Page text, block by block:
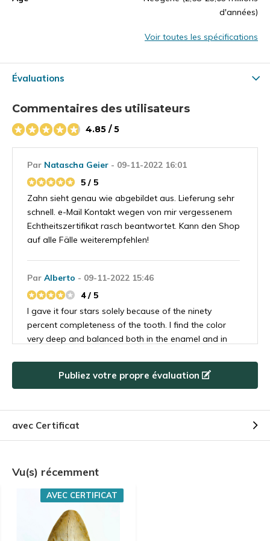
d'années)
Voir toutes les spécifications
Évaluations
Commentaires des utilisateurs
4.85 / 5
Par Natascha Geier - 09-11-2022 16:01
5 / 5
Zahn sieht genau wie abgebildet aus. Lieferung sehr
schnell. e-Mail Kontakt wegen von mir vergessenem
Echtheitszertifikat rasch beantwortet. Kann den Shop
auf alle Fälle weiterempfehlen!
Par Alberto - 09-11-2022 15:46
4 / 5
I gave it four stars solely because of the ninety
percent completeness of the tooth. I find the color
very deep and balanced both in the enamel and in
welcome gift and very impressed also for the great
ParChristian Grill
A beautiful megalodon tooth. Fast delivery.
Everything great. I'm very satisfied.
Friedrich- 09-11-2022 15:10
5 / 5
Publiez votre propre évaluation
avec Certificat
Vu(s) récemment
AVEC CERTIFICAT